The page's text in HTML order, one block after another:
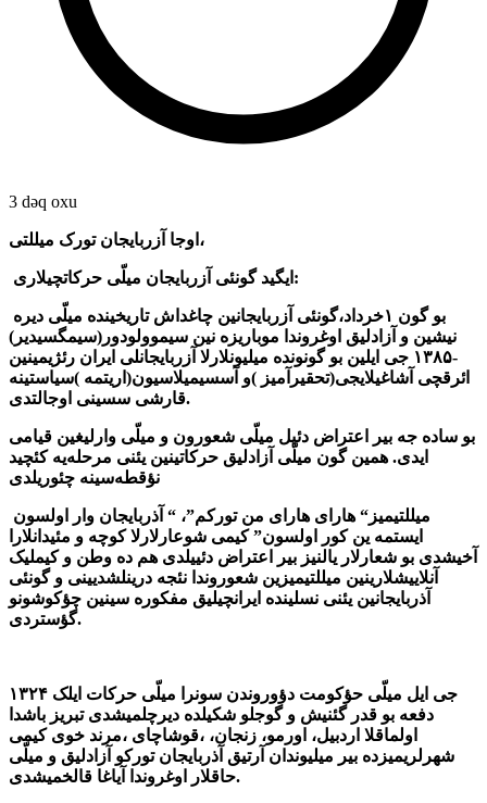
3 dəq oxu
اوجا آزربایجان تورک میللتی،
ایگید گونئی آزربایجان میلّی حرکاتچیلاری:
نیشین و آزادلیق اوغروندا موباریزه نین سیموولودور(سیمگسیدیر)
-۱۳۸۵ جی ایلین بو گونونده میلیونلارلا آزربایجانلی ایران رئژیمینین
ائرقچی آشاغیلایجی(تحقیرآمیز )و آسسیمیلاسیون(اریتمه )سیاستینه
قارشی سسینی اوجالتدی.
بو ساده جه بیر اعتراض دئیل میلّی شعورون و میلّی وارلیغین قیامی
ایدی. همین گون میلّی آزادلیق حرکاتینین یئنی مرحله‌‌یه کئچید
ایستمه ین کور اولسون” کیمی شوعارلارلا کوچه و مئیدانلارا
آخیشدی بو شعارلار یالنیز بیر اعتراض دئییلدی هم ده وطن و کیملیک
آنلاییشلارینین میللتیمیزین شعوروندا نئجه درینلشدیینی و گونئی
آذربایجانین یئنی نسلینده ایرانچیلیق مفکوره سینین چؤکوشونو
گؤستردی.
۱۳۲۴ جی ایل میلّی حؤکومت دؤوروندن سونرا میلّی حرکات ایلک
دفعه‌ بو قدر گئنیش و گوجلو شکیلده دیرچلمیشدی تبریز باشدا
اولماقلا اردبیل، اورمو، زنجان، ،قوشاچای ،مرند خوی کیمی
شهرلریمیزده بیر میلیوندان آرتیق آذربایجان تورکو آزادلیق و میلّی
حاقلار اوغروندا آیاغا قالخمیشدی.